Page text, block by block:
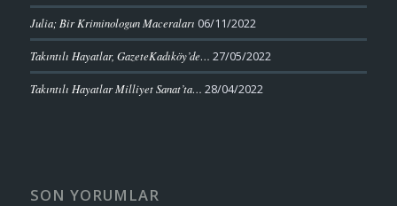
Julia; Bir Kriminologun Maceraları 06/11/2022
Takıntılı Hayatlar, GazeteKadıköy’de… 27/05/2022
Takıntılı Hayatlar Milliyet Sanat’ta… 28/04/2022
SON YORUMLAR